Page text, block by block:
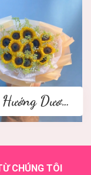
Hoa Hướng Dương
CHÚNG TÔI